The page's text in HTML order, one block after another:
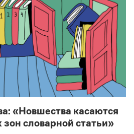
«Новшества касаются
зон словарной статьи»